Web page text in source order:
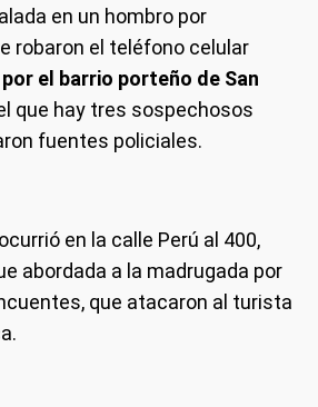
en un hombro por
robaron el teléfono celular
el barrio porteño de San
que hay tres sospechosos
fuentes policiales.
en la calle Perú al 400,
abordada a la madrugada por
que atacaron al turista